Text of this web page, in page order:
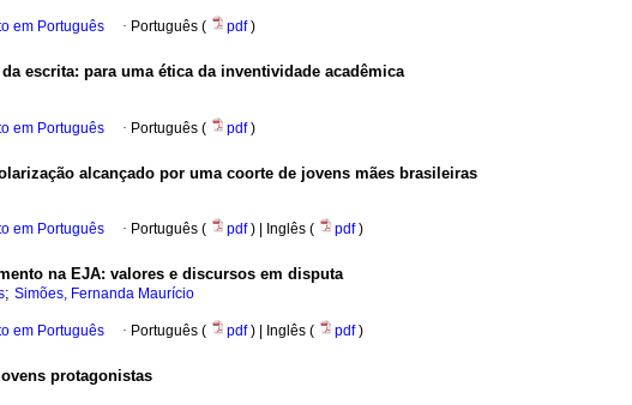
em Português · Português ( pdf)
escrita: para uma ética da inventividade acadêmica
em Português · Português ( pdf)
alcançado por uma coorte de jovens mães brasileiras
em Português · Português ( pdf) | Inglês ( pdf)
na EJA: valores e discursos em disputa
; Simões, Fernanda Maurício
em Português · Português ( pdf) | Inglês ( pdf)
protagonistas